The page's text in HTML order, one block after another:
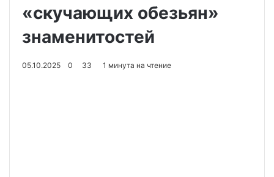
«скучающих обезьян»
знаменитостей
05.10.2025 0 33 1 минута на чтение